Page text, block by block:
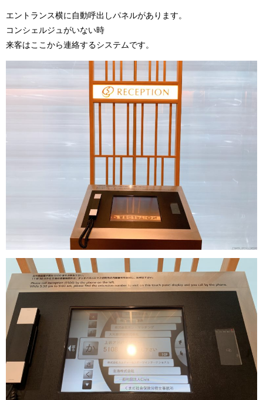
エントランス横に自動呼出しパネルがあります。
コンシェルジュがいない時
来客はここから連絡するシステムです。